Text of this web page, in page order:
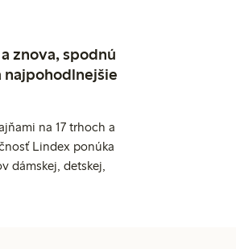
znova, spodnú
najpohodlnejšie
na 17 trhoch a
Lindex ponúka
dámskej, detskej,